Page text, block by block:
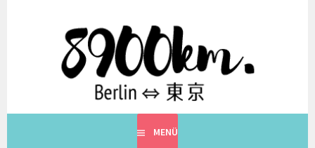
8900KM. BERLIN ⇔ 東京
EINE BERLINERIN IN JAPAN. MIT EINEM JAPANER.
MENÜ